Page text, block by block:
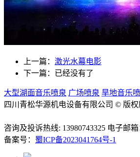
上一篇： 激光水幕电影
下一篇：已经没有了
大型湖面音乐喷泉 广场喷泉 旱地音乐
四川青松华源机电设备有限公司 © 版权
咨询及投诉热线: 13980743325 电子邮箱
备案号： 蜀ICP备2023041764号-1